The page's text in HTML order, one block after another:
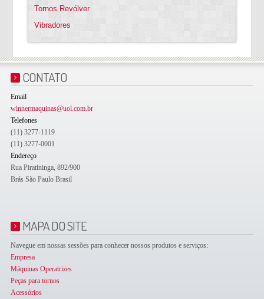
Tornos Revólver
Vibradores
CONTATO
Email
winnermaquinas@uol.com.br
Telefones
(11) 3277-1119
(11) 3277-0001
Endereço
Rua Piratininga, 892/900
Brás São Paulo Brasil
MAPA DO SITE
Navegue em nossas sessões para conhecer nossos produtos e serviços:
Empresa
Máquinas Operatrizes
Peças para tornos
Acessórios